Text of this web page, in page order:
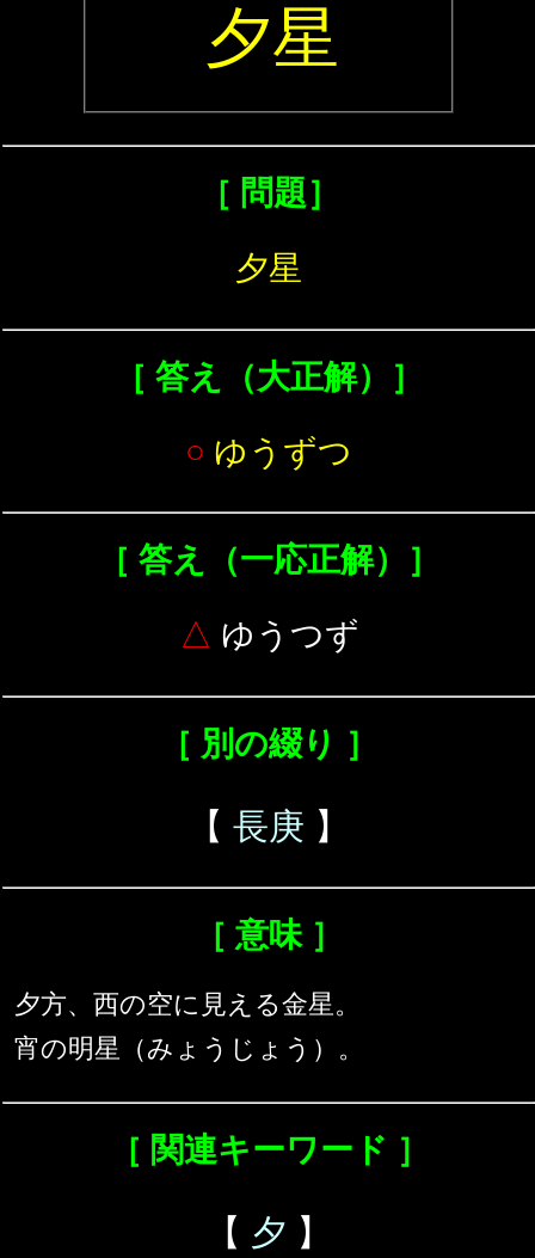
夕星
［ 問題］
夕星
［ 答え（大正解）］
○ ゆうずつ
［ 答え（一応正解）］
△ ゆうつず
［ 別の綴り ］
【 長庚 】
［ 意味 ］
夕方、西の空に見える金星。
宵の明星（みょうじょう）。
［ 関連キーワード ］
【 夕 】